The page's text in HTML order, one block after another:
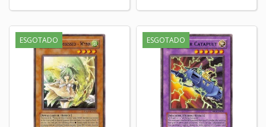
ESGOTADO ESGOTADO